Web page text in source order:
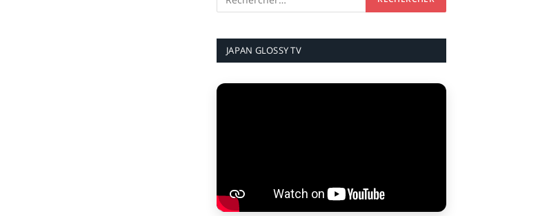
JAPAN GLOSSY TV